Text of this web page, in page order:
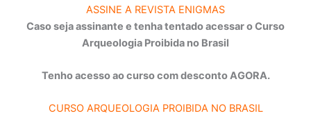
ASSINE A REVISTA ENIGMAS
Caso seja assinante e tenha tentado acessar o Curso
Arqueologia Proibida no Brasil
Tenho acesso ao curso com desconto AGORA.
CURSO ARQUEOLOGIA PROIBIDA NO BRASIL